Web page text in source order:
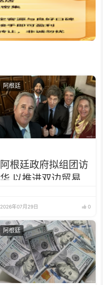
阿根廷
阿根廷政府拟组团访
华 以推进双边贸易
2026年07月29日 0
阿根廷